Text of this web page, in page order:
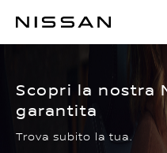
contenuti
Scopri la nostra
garantita
Trova subito la tua.